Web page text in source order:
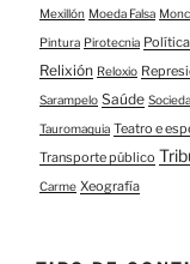
Mexillón Moeda Falsa
Pintura Pirotecnia Política
Relixión Reloxio
Sarampelo Saúde
Tauromaquia Teatro e
Transporte público
Carme Xeografía